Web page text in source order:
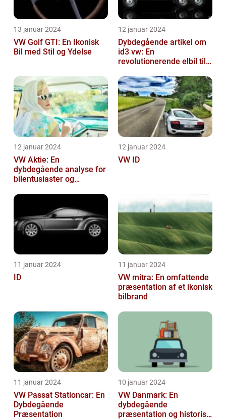
13 januar 2024
VW Golf GTI: En Ikonisk
Bil med Stil og Ydelse
12 januar 2024
Dybdegående artikel om
id3 vw: En
revolutionerende elbil til
12 januar 2024
VW Aktie: En
dybdegående analyse for
bilentusiaster og
12 januar 2024
VW ID
11 januar 2024
ID
11 januar 2024
VW mitra: En omfattende
præsentation af et ikonisk
bilbrand
11 januar 2024
VW Passat Stationcar: En
Dybdegående
Præsentation
10 januar 2024
VW Danmark: En
dybdegående
præsentation og historisk